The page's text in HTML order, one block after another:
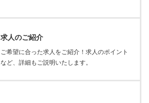
求人のご紹介
ご希望に合った求人をご紹介！求人のポイント
など、詳細もご説明いたします。